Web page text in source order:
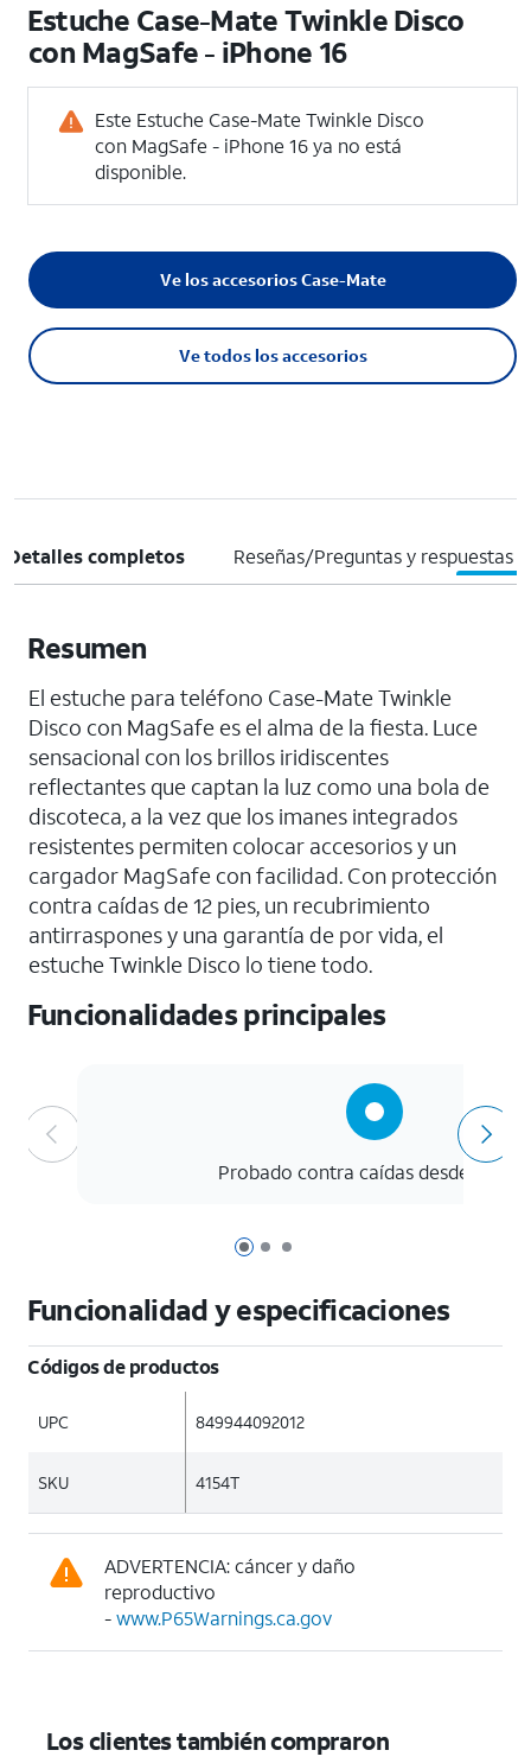
Estuche Case-Mate Twinkle Disco
con MagSafe - iPhone 16
Este Estuche Case-Mate Twinkle Disco
con MagSafe - iPhone 16 ya no está
disponible.
Ve todos los accesorios
Ve los accesorios Case-Mate
Detalles completos Reseñas/Preguntas y respuestas
Resumen
El estuche para teléfono Case-Mate Twinkle
Disco con MagSafe es el alma de la fiesta. Luce
sensacional con los brillos iridiscentes
reflectantes que captan la luz como una bola de
discoteca, a la vez que los imanes integrados
resistentes permiten colocar accesorios y un
cargador MagSafe con facilidad. Con protección
contra caídas de 12 pies, un recubrimiento
antirraspones y una garantía de por vida, el
estuche Twinkle Disco lo tiene todo.
Funcionalidades principales
Página 1 de 3
Página 2 de 3
Página 3 de 3
Probado contra caídas desde 12 pies
Funcionalidad y especificaciones
Códigos de productos
UPC 849944092012
SKU 4154T
ADVERTENCIA: cáncer y daño
reproductivo
-www.P65Warnings.ca.gov
Los clientes también compraron